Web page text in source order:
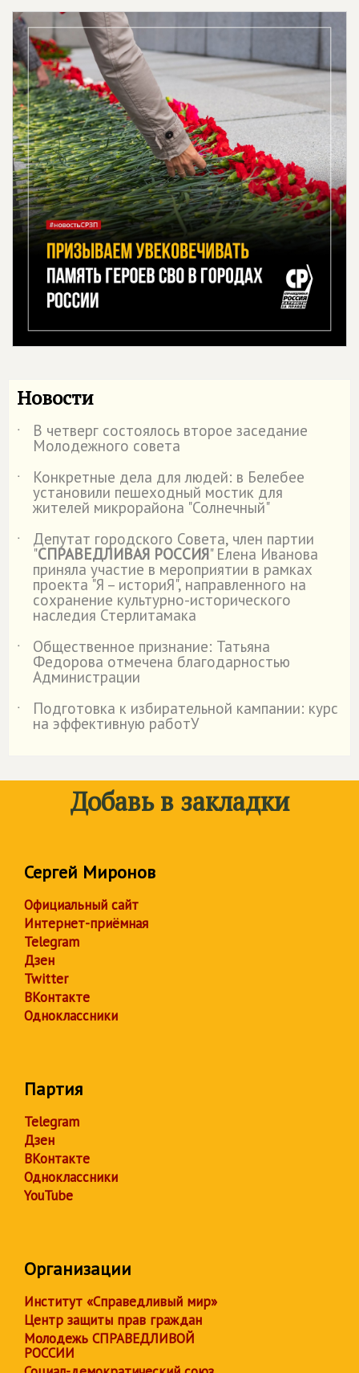
Новости
˙ В четверг состоялось второе заседание
Молодежного совета
˙
Конкретные дела для людей: в Белебее
установили пешеходный мостик для
жителей микрорайона "Солнечный"
˙
Депутат городского Совета, член партии
"СПРАВЕДЛИВАЯ РОССИЯ" Елена Иванова
приняла участие в мероприятии в рамках
проекта "Я – историЯ", направленного на
сохранение культурно-исторического
наследия Стерлитамака
˙
Общественное признание: Татьяна
Федорова отмечена благодарностью
Администрации
˙
Подготовка к избирательной кампании: курс
на эффективную работУ
Добавь в закладки
Сергей Миронов
Официальный сайт
Интернет-приёмная
Telegram
Дзен
Twitter
ВКонтакте
Одноклассники
Партия
Telegram
Дзен
ВКонтакте
Одноклассники
YouTube
Организации
Институт «Справедливый мир»
Центр защиты прав граждан
Молодежь СПРАВЕДЛИВОЙ
РОССИИ